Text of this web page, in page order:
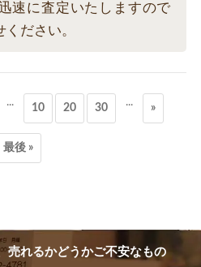
速に査定いたしますので
ださい。
... 10 20 30 ... »
最後 »
売れるかどうかご不安なもの